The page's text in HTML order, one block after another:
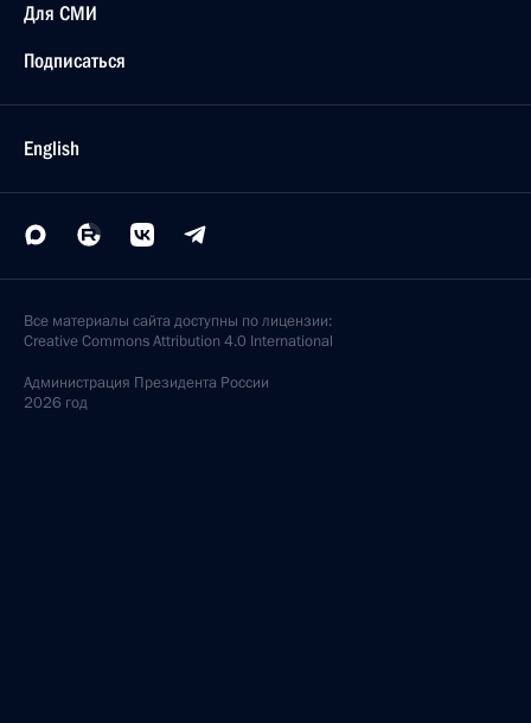
Для СМИ
Подписаться
English
Все материалы сайта доступны по лицензии:
Creative Commons Attribution 4.0 International
Администрация Президента России
2026 год